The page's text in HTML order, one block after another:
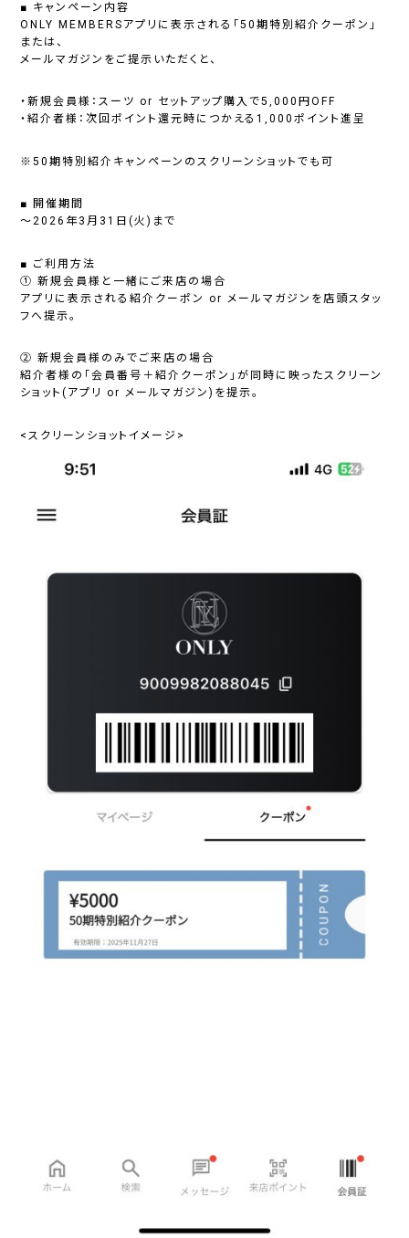
■ キャンペーン内容
ONLY MEMBERSアプリに表示される「50期特別紹介クーポン」
または、
メールマガジンをご提示いただくと、
・新規会員様：スーツ or セットアップ購入で5,000円OFF
・紹介者様：次回ポイント還元時につかえる1,000ポイント進呈
※50期特別紹介キャンペーンのスクリーンショットでも可
■ 開催期間
～2026年3月31日(火)まで
■ ご利用方法
① 新規会員様と一緒にご来店の場合
アプリに表示される紹介クーポン or メールマガジンを店頭スタッ
フへ提示。
② 新規会員様のみでご来店の場合
紹介者様の「会員番号＋紹介クーポン」が同時に映ったスクリーン
ショット(アプリ or メールマガジン)を提示。
<スクリーンショットイメージ>